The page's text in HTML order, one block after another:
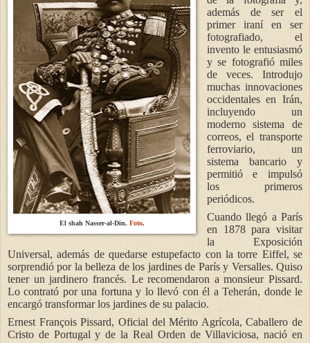
El shah Nasser-al-Din. Foto.
además de ser el
primer iraní en ser
fotografiado, el
invento le entusiasmó
y se fotografió miles
de veces. Introdujo
muchas innovaciones
occidentales en Irán,
incluyendo un
moderno sistema de
correos, el transporte
ferroviario, un
sistema bancario y
permitió e impulsó
los primeros
periódicos.
Cuando llegó a París
en 1878 para visitar
la Exposición
Universal, además de quedarse estupefacto con la torre Eiffel, se
sorprendió por la belleza de los jardines de París y Versalles. Quiso
tener un jardinero francés. Le recomendaron a monsieur Pissard.
Lo contrató por una fortuna y lo llevó con él a Teherán, donde le
encargó transformar los jardines de su palacio.
Ernest François Pissard, Oficial del Mérito Agrícola, Caballero de
Cristo de Portugal y de la Real Orden de Villaviciosa, nació en